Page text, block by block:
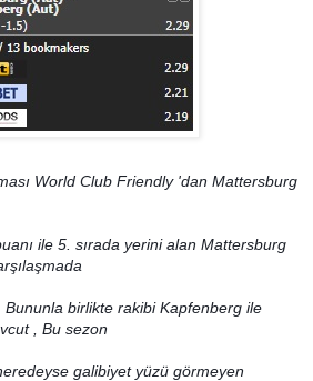
World Club Friendly 'dan Mattersburg
ile 5. sırada yerini alan Mattersburg
Bununla birlikte rakibi Kapfenberg ile
, Bu sezon
galibiyet yüzü görmeyen